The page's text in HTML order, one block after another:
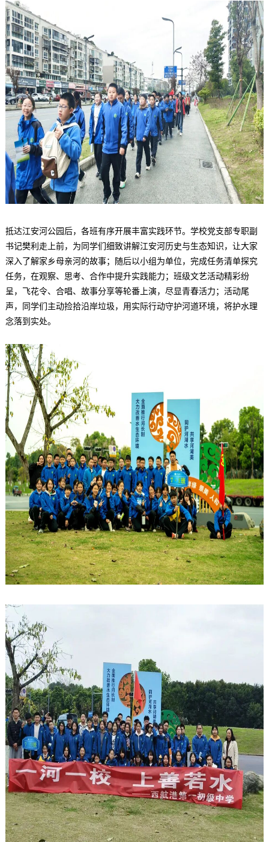
抵达江安河公园后，各班有序开展丰富实践环节。 学校党支部专职副
书记樊利 走上前，为同学们细致讲解江安河历史与生态知识，让大家
深入了解家乡母亲河的故事；随后以小组为单位，完成任务清单探究
任务，在观察、思考、合作中提升实践能力；班级文艺活动精彩纷
呈，飞花令、合唱、故事分享等轮番上演，尽显青春活力；活动尾
声，同学们主动捡拾沿岸垃圾，用实际行动守护河道环境，将护水理
念落到实处。